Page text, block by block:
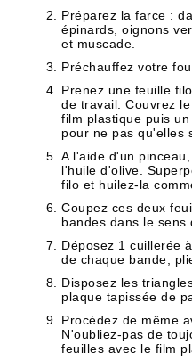
Préparez la farce :
épinards, oignons
et muscade.
Préchauffez votre
Prenez une feuille
de travail. Couvrez
film plastique puis
pour ne pas qu'elles
A l'aide d'un
l'huile d'olive.
filo et huilez-la
Coupez ces deux
bandes dans le sens
Déposez 1 cuillerée
de chaque bande,
Disposez les
plaque tapissée de
Procédez de même
N'oubliez-pas de
feuilles avec le film